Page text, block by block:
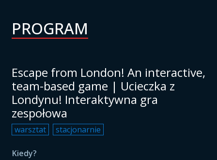
PROGRAM
Escape from London! An interactive,
team-based game | Ucieczka z
Londynu! Interaktywna gra
zespołowa
warsztat stacjonarnie
Kiedy?